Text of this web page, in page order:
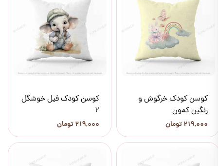
کوسن کودک خرگوش و
رنگین کمون
۲۱۹,۰۰۰ تومان
کوسن کودک فیل خوشگل
2
۲۱۹,۰۰۰ تومان